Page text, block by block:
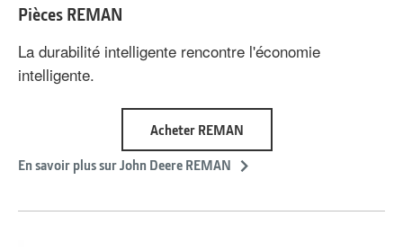
Pièces REMAN
La durabilité intelligente rencontre l'économie
intelligente.
Acheter REMAN
REMAN
En savoir plus sur John Deere REMAN